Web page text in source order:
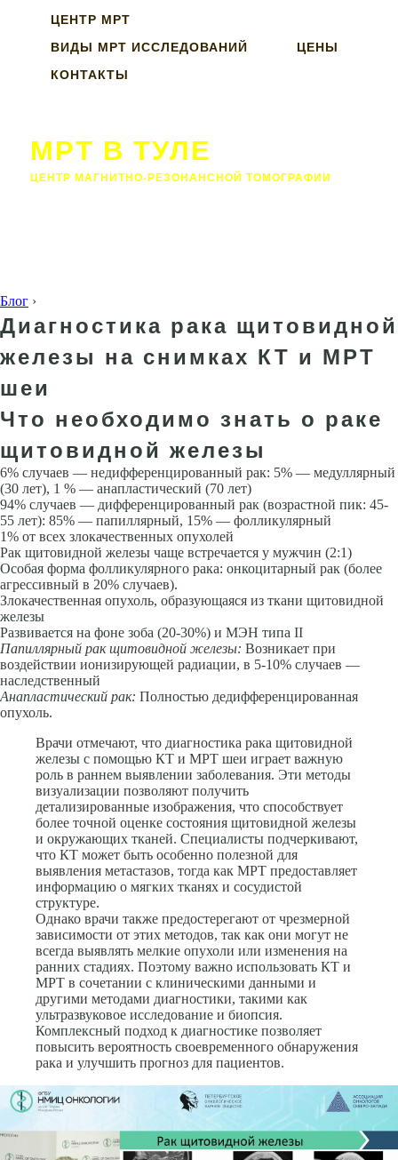
ЦЕНТР МРТ
ВИДЫ МРТ ИССЛЕДОВАНИЙ
ЦЕНЫ
КОНТАКТЫ
МРТ В ТУЛЕ
ЦЕНТР МАГНИТНО-РЕЗОНАНСНОЙ ТОМОГРАФИИ
Блог ›
Диагностика рака щитовидной
железы на снимках КТ и МРТ
шеи
Что необходимо знать о раке
щитовидной железы
6% случаев — недиф­ференцированный рак: 5% — медуллярный
(30 лет), 1 % — анапластический (70 лет)
94% случаев — дифференцированный рак (возрастной пик: 45-
55 лет): 85% — папиллярный, 15% — фолликулярный
1% от всех злокачественных опухо­лей
Рак щитовидной железы чаще встречается у мужчин (2:1)
Особая форма фолликулярного рака: онкоцитарный рак (более
агрессивный в 20% случаев).
Злокачественная опухоль, образующаяся из ткани щитовидной
железы
Развивается на фоне зоба (20-30%) и МЭН типа II
Папиллярный рак щитовидной железы: Возникает при
воздействии ионизирующей радиации, в 5-10% случаев —
наследственный
Анапластический рак: Полностью дедифференцированная
опухоль.
Врачи отмечают, что диагностика рака щитовидной
железы с помощью КТ и МРТ шеи играет важную
роль в раннем выявлении заболевания. Эти методы
визуализации позволяют получить
детализированные изображения, что способствует
более точной оценке состояния щитовидной железы
и окружающих тканей. Специалисты подчеркивают,
что КТ может быть особенно полезной для
выявления метастазов, тогда как МРТ предоставляет
информацию о мягких тканях и сосудистой
структуре.
Однако врачи также предостерегают от чрезмерной
зависимости от этих методов, так как они могут не
всегда выявлять мелкие опухоли или изменения на
ранних стадиях. Поэтому важно использовать КТ и
МРТ в сочетании с клиническими данными и
другими методами диагностики, такими как
ультразвуковое исследование и биопсия.
Комплексный подход к диагностике позволяет
повысить вероятность своевременного обнаружения
рака и улучшить прогноз для пациентов.